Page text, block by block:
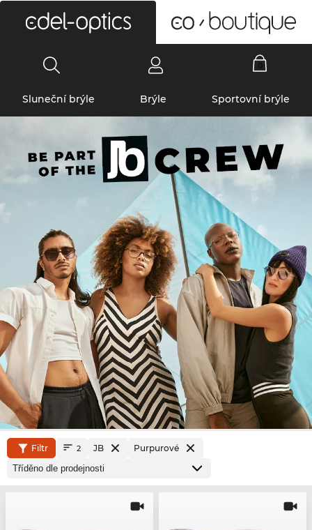
Sluneční brýle Brýle Sportovní brýle
Filtr 2 JB Purpurové